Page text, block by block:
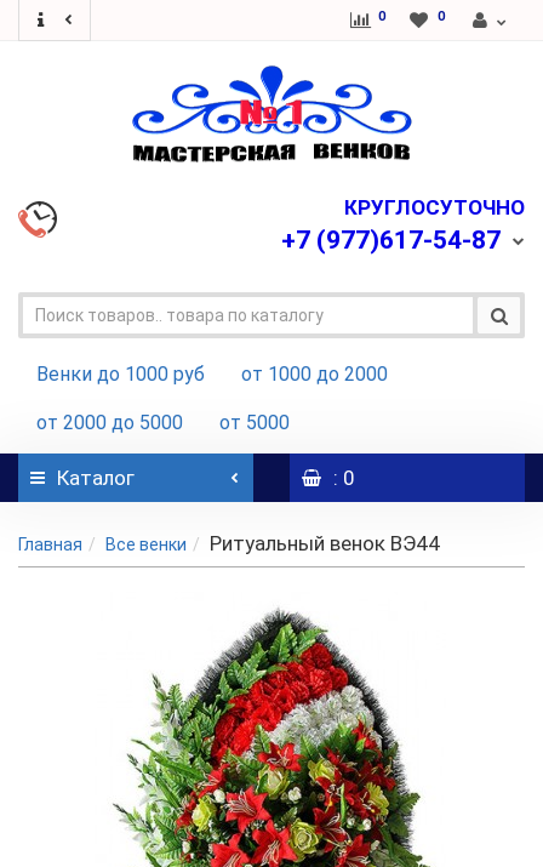
0 0
КРУГЛОСУТОЧНО
+7 (977)617-54-87
Венки до 1000 руб от 1000 до 2000
от 2000 до 5000 от 5000
Каталог : 0
Главная Все венки Ритуальный венок ВЭ44